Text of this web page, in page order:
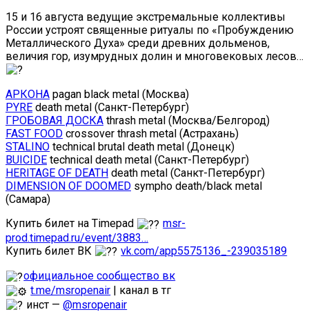
15 и 16 августа ведущие экстремальные коллективы
России устроят священные ритуалы по «Пробуждению
Металлического Духа» среди древних дольменов,
величия гор, изумрудных долин и многовековых лесов…
АРКОНА pagan black metal (Москва)
PYRE death metal (Санкт-Петербург)
ГРОБОВАЯ ДОСКА thrash metal (Москва/Белгород)
FAST FOOD crossover thrash metal (Астрахань)
STALINO technical brutal death metal (Донецк)
BUICIDE technical death metal (Санкт-Петербург)
HERITAGE OF DEATH death metal (Санкт-Петербург)
DIMENSION OF DOOMED sympho death/black metal
(Самара)
Купить билет на Timepad
msr-
prod.timepad.ru/event/3883…
Купить билет ВК
vk.com/app5575136_-239035189
официальное сообщество вк
t.me/msropenair | канал в тг
инст —@msropenair